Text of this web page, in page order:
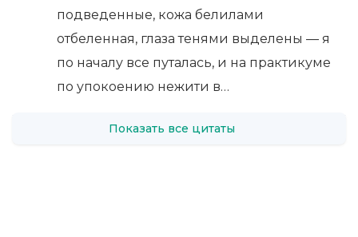
подведенные, кожа белилами
отбеленная, глаза тенями выделены — я
по началу все путалась, и на практикуме
по упокоению нежити в…
Показать все цитаты